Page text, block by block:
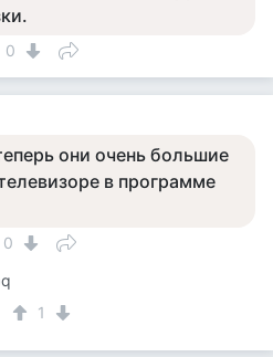
0
они очень большие
в программе
0
1